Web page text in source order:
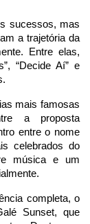
sucessos, mas
a trajetória da
Entre elas,
“Decide Aí” e
mais famosas
a proposta
entre o nome
celebrados do
música e um
completa, o
Sunset, que